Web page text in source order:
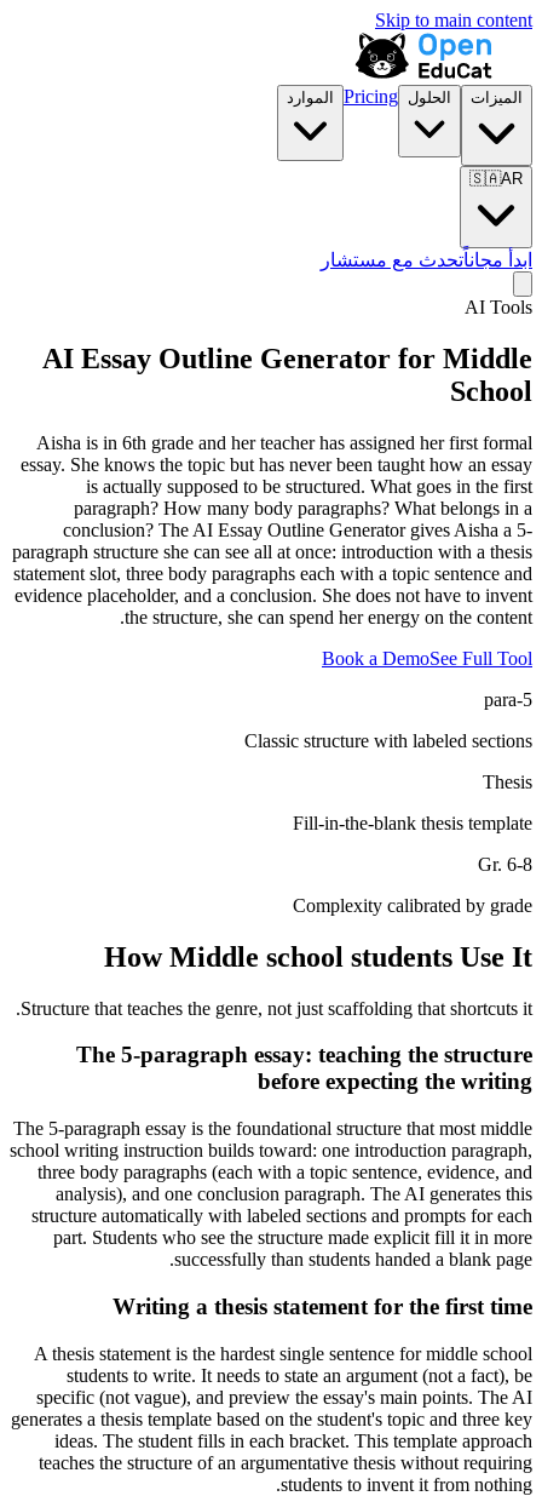
Skip to main content
الميزات الحلول Pricing الموارد
🇸🇦AR
ابدأ مجاناًتحدث مع مستشار
AI Tools
AI Essay Outline Generator for Middle
School
Aisha is in 6th grade and her teacher has assigned her first formal
essay. She knows the topic but has never been taught how an essay
is actually supposed to be structured. What goes in the first
paragraph? How many body paragraphs? What belongs in a
conclusion? The AI Essay Outline Generator gives Aisha a 5-
paragraph structure she can see all at once: introduction with a thesis
statement slot, three body paragraphs each with a topic sentence and
evidence placeholder, and a conclusion. She does not have to invent
the structure, she can spend her energy on the content.
Book a DemoSee Full Tool
5-para
Classic structure with labeled sections
Thesis
Fill-in-the-blank thesis template
Gr. 6-8
Complexity calibrated by grade
HowMiddle school students Use It
Structure that teaches the genre, not just scaffolding that shortcuts it.
The 5-paragraph essay: teaching the structure
before expecting the writing
The 5-paragraph essay is the foundational structure that most middle
school writing instruction builds toward: one introduction paragraph,
three body paragraphs (each with a topic sentence, evidence, and
analysis), and one conclusion paragraph. The AI generates this
structure automatically with labeled sections and prompts for each
part. Students who see the structure made explicit fill it in more
successfully than students handed a blank page.
Writing a thesis statement for the first time
A thesis statement is the hardest single sentence for middle school
students to write. It needs to state an argument (not a fact), be
specific (not vague), and preview the essay's main points. The AI
generates a thesis template based on the student's topic and three key
ideas. The student fills in each bracket. This template approach
teaches the structure of an argumentative thesis without requiring
students to invent it from nothing.